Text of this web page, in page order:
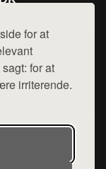
for at
for at
irriterende.
og privatlivspolitik
en række
produkter fra